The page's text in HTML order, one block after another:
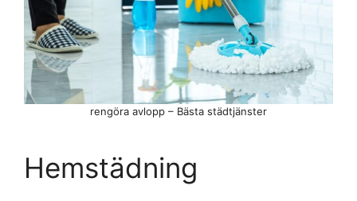
rengöra avlopp – Bästa städtjänster
Hemstädning